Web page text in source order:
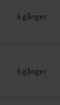
6 gånger
6 gånger